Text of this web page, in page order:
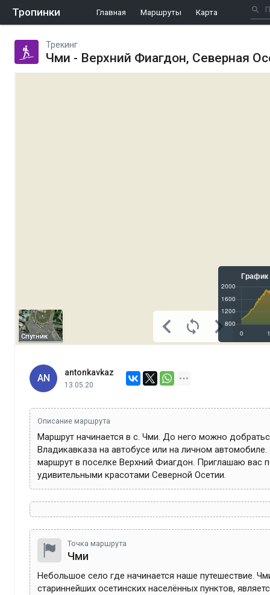
Тропинки Главная Маршруты Карта
Трекинг
Чми - Верхний Фиагдон, Северная
Спутник
AN
antonkavkaz
13.05.20
Описание маршрута
Маршрут начинается в с. Чми. До него можно
Владикавказа на автобусе или на личном автомобиле.
маршрут в поселке Верхний Фиагдон. Приглашаю вас
удивительными красотами Северной Осетии.
Точка маршрута
Чми
Небольшое село где начинается наше путешествие.
стариннейших осетинских населённых пунктов,